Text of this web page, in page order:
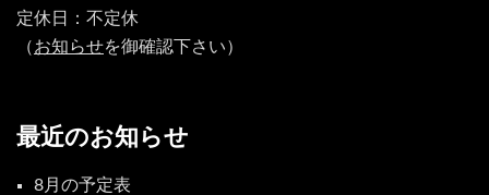
定休日：不定休
（お知らせを御確認下さい）
最近のお知らせ
8月の予定表